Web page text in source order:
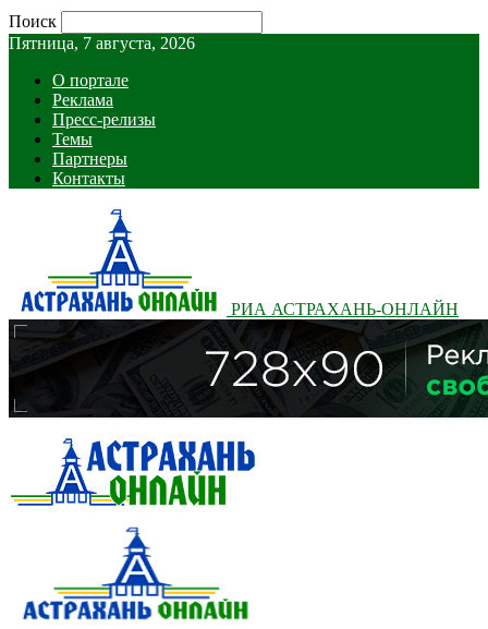
Поиск
Пятница, 7 августа, 2026
О портале
Реклама
Пресс-релизы
Темы
Партнеры
Контакты
РИА АСТРАХАНЬ-ОНЛАЙН